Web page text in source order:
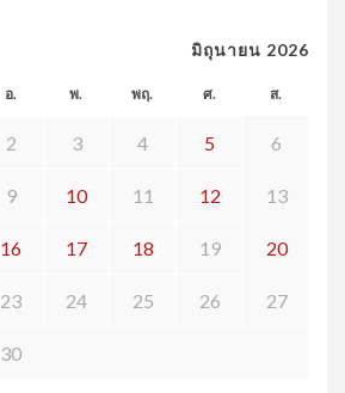
มิถุนายน 2026
อ. พ. พฤ. ศ. ส.
2 3 4 5 6
9 10 11 12 13
16 17 18 19 20
23 24 25 26 27
30